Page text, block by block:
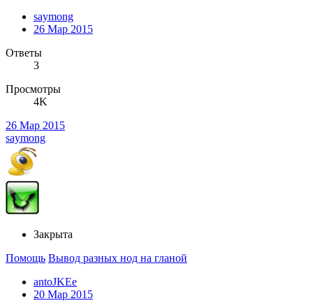
saymong
26 Мар 2015
Ответы
3
Просмотры
4K
26 Мар 2015
saymong
Закрыта
Помощь Вывод разных нод на гланой
antoJKEe
20 Мар 2015